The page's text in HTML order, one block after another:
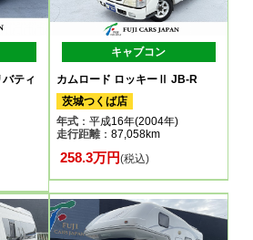
ティ
キャブコン
カムロード ロッキーⅡ JB-R
茨城つくば店
年式：平成16年(2004年)
走行距離：87,058km
258.3万円(税込)